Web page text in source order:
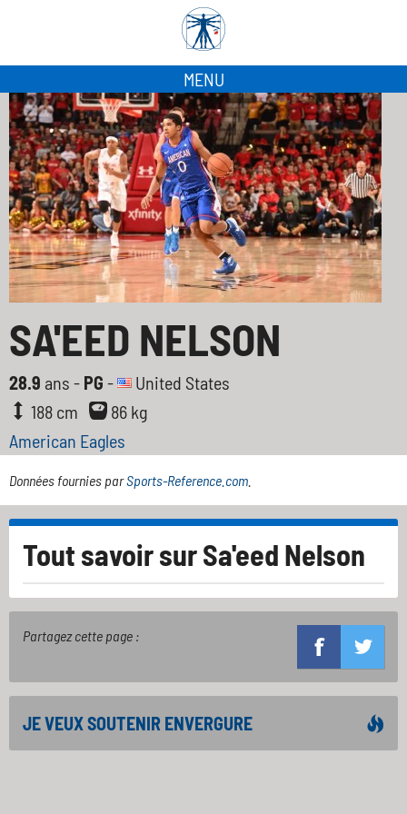
MENU
SA'EED NELSON
28.9 ans - PG -
United States
188 cm
86 kg
American Eagles
Données fournies parSports-Reference.com
Tout savoir surSa'eed Nelson
Partagez cette page :
JE VEUX SOUTENIR ENVERGURE